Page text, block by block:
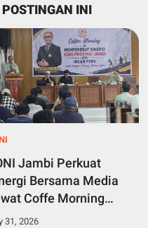
INI
Jambi Perkuat
Bersama Media
Coffe Morning
Masa Depan
31, 2026